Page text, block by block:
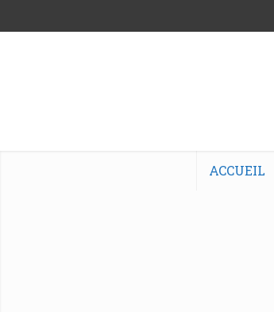
ACCUEIL